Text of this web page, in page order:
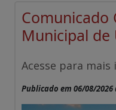
Comunicado
Municipal de
Acesse para
Publicado em 06/08/2026